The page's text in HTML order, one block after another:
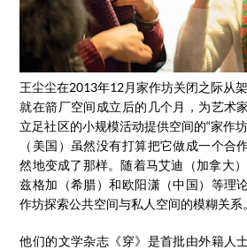
王尘尘在2013年12月家作坊关闭之际从
就在箭厂空间成立后的几个月，为艺术
立足社区的小规模活动提供空间的“家作
（美国）虽然没有打算把它做成一个合
然地变成了那样。随着马艾迪（加拿大
兹格加（希腊）和欧阳潇（中国）等理
作坊探索公共空间与私人空间的模糊关系。
他们的文学杂志《穿》是首批由外籍人